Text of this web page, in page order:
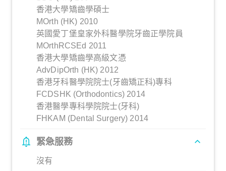
香港大學矯齒學碩士
MOrth (HK) 2010
英國愛丁堡皇家外科醫學院牙齒正學院員
MOrthRCSEd 2011
香港大學矯齒學高級文憑
AdvDipOrth (HK) 2012
香港牙科醫學院院士(牙齒矯正科)專科
FCDSHK (Orthodontics) 2014
香港醫學專科學院院士(牙科)
FHKAM (Dental Surgery) 2014
緊急服務
沒有